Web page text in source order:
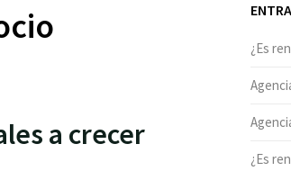
a crecer
¿Es
¿Es